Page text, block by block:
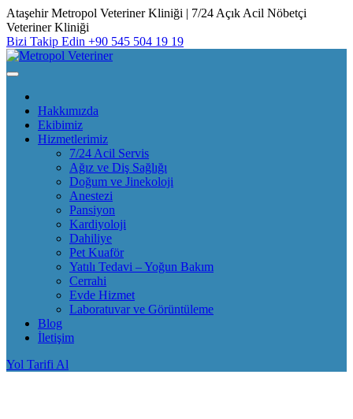
Skip
to
content
Ataşehir Metropol Veteriner Kliniği | 7/24 Açık Acil Nöbetçi
Veteriner Kliniği
Bizi Takip Edin +90 545 504 19 19
Hakkımızda
Ekibimiz
Hizmetlerimiz
7/24 Acil Servis
Ağız ve Diş Sağlığı
Doğum ve Jinekoloji
Anestezi
Pansiyon
Kardiyoloji
Dahiliye
Pet Kuaför
Yatılı Tedavi – Yoğun Bakım
Cerrahi
Evde Hizmet
Laboratuvar ve Görüntüleme
Blog
İletişim
Yol Tarifi Al